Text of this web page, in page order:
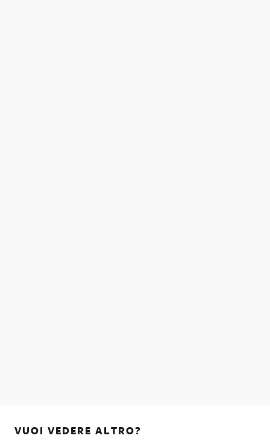
VUOI VEDERE ALTRO?